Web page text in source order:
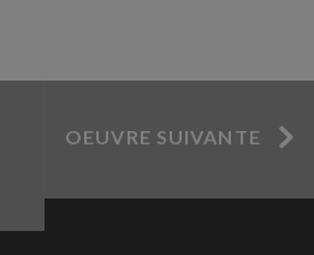
OEUVRE SUIVANTE